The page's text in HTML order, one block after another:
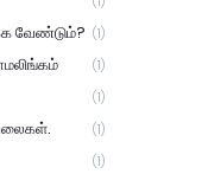
வேண்டும்? (1)
(1)
(1)
(1)
(1)